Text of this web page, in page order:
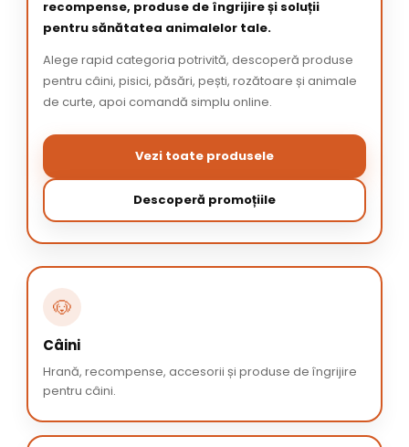
recompense, produse de îngrijire și soluții
pentru sănătatea animalelor tale.
Alege rapid categoria potrivită, descoperă produse
pentru câini, pisici, păsări, pești, rozătoare și animale
de curte, apoi comandă simplu online.
Vezi toate produsele
Descoperă promoțiile
🐶
Câini
Hrană, recompense, accesorii și produse de îngrijire
pentru câini.